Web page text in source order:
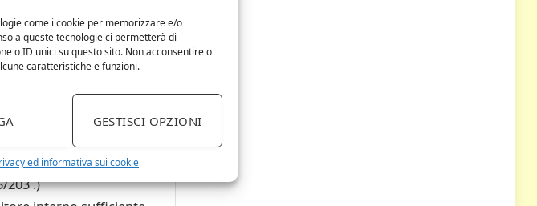
come i cookie per memorizzare e/o
a queste tecnologie ci permetterà di
o ID unici su questo sito. Non acconsentire o
caratteristiche e funzioni.
GESTISCI OPZIONI
ed informativa sui cookie
inossidabile
in plastica
digitale per la
203 .)